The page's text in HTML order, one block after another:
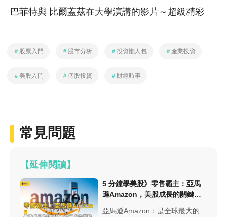
巴菲特與 比爾蓋茲在大學演講的影片～超級精彩
＃ 股票入門 ＃ 股市分析 ＃投資懶人包 ＃ 產業投資
＃ 美股入門 ＃個股投資 ＃ 財經時事
常見問題
【延伸閱讀】
5 分鐘學美股》零售霸主：亞馬
遜Amazon，美股成長的關鍵動
亞馬遜Amazon：是全球最大的零